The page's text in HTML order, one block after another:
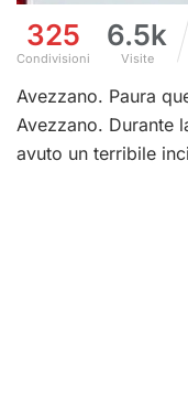
325
Condivisioni
6.5k
Visite
Avezzano. Paura
Avezzano. Durante
avuto un terribile